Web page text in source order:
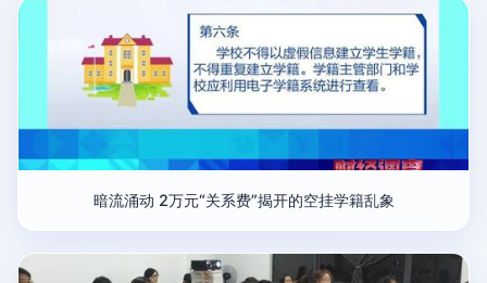
暗流涌动 2万元“关系费”揭开的空挂学籍乱象